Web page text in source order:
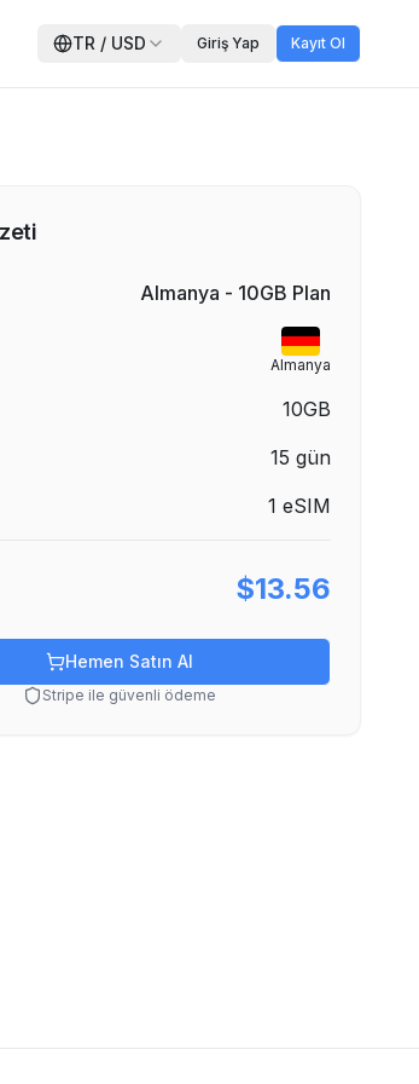
TR / USD Giriş Yap Kayıt Ol
Almanya - 10GB Plan
Almanya
10GB
15 gün
1 eSIM
$13.56
Hemen Satın Al
Stripe ile güvenli ödeme